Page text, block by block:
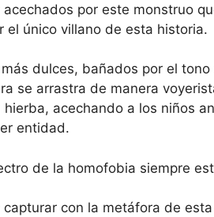
acechados por este monstruo
el único villano de esta historia.
dulces, bañados por el
se arrastra de manera
acechando a los niños
entidad.
de la homofobia siempre
con la metáfora de